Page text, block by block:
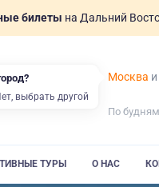
билеты на Дальний
Москва
По
ТУРЫ О НАС
выбрать другой